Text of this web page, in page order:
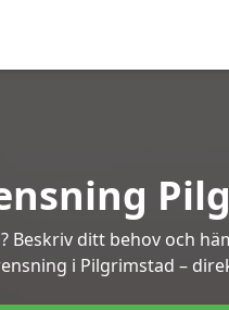
ditt behov och
i Pilgrimstad –